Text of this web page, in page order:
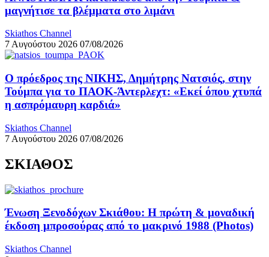
μαγνήτισε τα βλέμματα στο λιμάνι
Skiathos Channel
7 Αυγούστου 2026 07/08/2026
Ο πρόεδρος της ΝΙΚΗΣ, Δημήτρης Νατσιός, στην
Τούμπα για το ΠΑΟΚ-Άντερλεχτ: «Εκεί όπου χτυπά
η ασπρόμαυρη καρδιά»
Skiathos Channel
7 Αυγούστου 2026 07/08/2026
ΣΚΙΑΘΟΣ
Ένωση Ξενοδόχων Σκιάθου: Η πρώτη & μοναδική
έκδοση μπροσούρας από το μακρινό 1988 (Photos)
Skiathos Channel